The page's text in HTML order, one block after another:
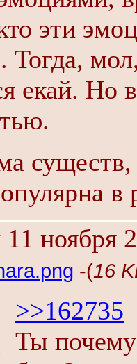
эти
Тогда,
екай. Но
в
ноября
-(16
>>162735
Ты